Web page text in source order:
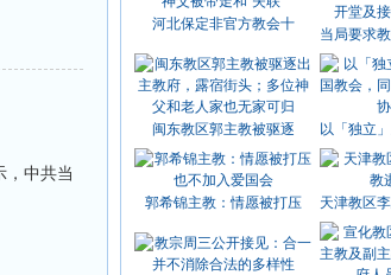
，中共当
河北保定非官方教会十
当局要求
闽东教区郭主教被驱逐 以「独立
郭希锦主教：情愿被打压 天津教区